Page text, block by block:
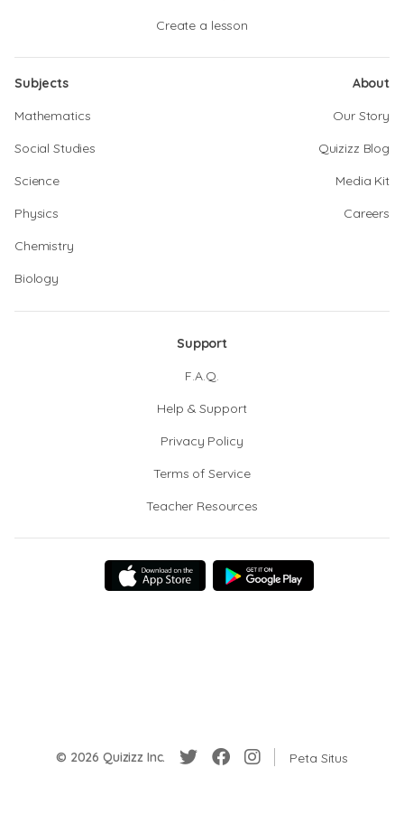
Create a lesson
Subjects
Mathematics
Social Studies
Science
Physics
Chemistry
Biology
About
Our Story
Quizizz Blog
Media Kit
Careers
Support
F.A.Q.
Help & Support
Privacy Policy
Terms of Service
Teacher Resources
© 2026 Quizizz Inc. Peta Situs